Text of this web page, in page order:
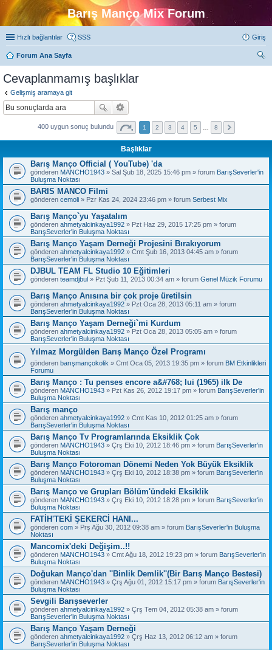
Barış Manço Mix Forum
Hızlı bağlantılar SSS Giriş
Forum Ana Sayfa
Cevaplanmamış başlıklar
Gelişmiş aramaya git
400 uygun sonuç bulundu 1 2 3 4 5 8
Başlıklar
Barış Manço Official ( YouTube) 'da
gönderen MANCHO1943 » Sal Şub 18, 2025 15:46 pm » forum BarışSeverler'in
Buluşma Noktası
BARIS MANCO Filmi
gönderen cemoli » Pzr Kas 24, 2024 23:46 pm » forum Serbest Mix
Barış Manço`yu Yaşatalım
gönderen ahmetyalcinkaya1992 » Pzt Haz 29, 2015 17:25 pm » forum
BarışSeverler'in Buluşma Noktası
Barış Manço Yaşam Derneği Projesini Bırakıyorum
gönderen ahmetyalcinkaya1992 » Cmt Şub 16, 2013 04:45 am » forum
BarışSeverler'in Buluşma Noktası
DJBUL TEAM FL Studio 10 Eğitimleri
gönderen teamdjbul » Pzt Şub 11, 2013 00:34 am » forum Genel Müzik Forumu
Barış Manço Anısına bir çok proje üretilsin
gönderen ahmetyalcinkaya1992 » Pzt Oca 28, 2013 05:11 am » forum
BarışSeverler'in Buluşma Noktası
Barış Manço Yaşam Derneği`mi Kurdum
gönderen ahmetyalcinkaya1992 » Pzt Oca 28, 2013 05:05 am » forum
BarışSeverler'in Buluşma Noktası
Yılmaz Morgülden Barış Manço Özel Programı
gönderen barışmançokolik » Cmt Oca 05, 2013 19:35 pm » forum BM Etkinlikleri
Forumu
Barış Manço : Tu penses encore a&#768; lui (1965) ilk De
gönderen MANCHO1943 » Pzt Kas 26, 2012 19:17 pm » forum BarışSeverler'in
Buluşma Noktası
Barış manço
gönderen ahmetyalcinkaya1992 » Cmt Kas 10, 2012 01:25 am » forum
BarışSeverler'in Buluşma Noktası
Barış Manço Tv Programlarında Eksiklik Çok
gönderen MANCHO1943 » Çrş Eki 10, 2012 18:46 pm » forum BarışSeverler'in
Buluşma Noktası
Barış Manço Fotoroman Dönemi Neden Yok Büyük Eksiklik
gönderen MANCHO1943 » Çrş Eki 10, 2012 18:38 pm » forum BarışSeverler'in
Buluşma Noktası
Barış Manço ve Grupları Bölüm'ündeki Eksiklik
gönderen MANCHO1943 » Çrş Eki 10, 2012 18:28 pm » forum BarışSeverler'in
Buluşma Noktası
FATİH'TEKİ ŞEKERCİ HANI...
gönderen com » Prş Ağu 30, 2012 09:38 am » forum BarışSeverler'in Buluşma
Noktası
Mancomix'deki Değişim..!!
gönderen MANCHO1943 » Cmt Ağu 18, 2012 19:23 pm » forum BarışSeverler'in
Buluşma Noktası
Doğukan Manço'dan ''Binlik Demlik''(Bir Barış Manço Bestesi)
gönderen MANCHO1943 » Çrş Ağu 01, 2012 15:17 pm » forum BarışSeverler'in
Buluşma Noktası
Sevgili Barışseverler
gönderen ahmetyalcinkaya1992 » Çrş Tem 04, 2012 05:38 am » forum
BarışSeverler'in Buluşma Noktası
Barış Manço Yaşam Derneği
gönderen ahmetyalcinkaya1992 » Çrş Haz 13, 2012 06:12 am » forum
BarışSeverler'in Buluşma Noktası